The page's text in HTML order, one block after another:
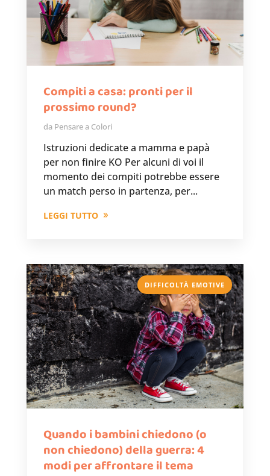
Compiti a casa: pronti per il
prossimo round?
da Pensare a Colori
Istruzioni dedicate a mamma e papà
per non finire KO Per alcuni di voi il
momento dei compiti potrebbe essere
un match perso in partenza, per...
LEGGI TUTTO
DIFFICOLTÀ EMOTIVE
Quando i bambini chiedono (o
non chiedono) della guerra: 4
modi per affrontare il tema